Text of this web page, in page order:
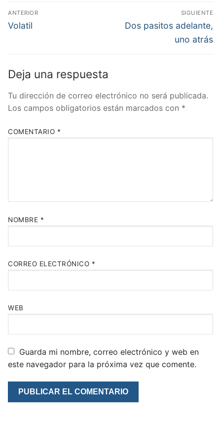
Navegación
de
ANTERIOR
Entrada
Volatil
SIGUIENTE
Entrada
Dos pasitos adelante,
uno atrás
Deja una respuesta
Tu dirección de correo electrónico no será publicada.
Los campos obligatorios están marcados con *
COMENTARIO *
NOMBRE *
CORREO ELECTRÓNICO *
WEB
Guarda mi nombre, correo electrónico y web en
este navegador para la próxima vez que comente.